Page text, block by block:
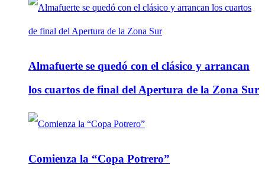
Almafuerte se quedó con el clásico y arrancan
los cuartos de final del Apertura de la Zona Sur
Comienza la “Copa Potrero”